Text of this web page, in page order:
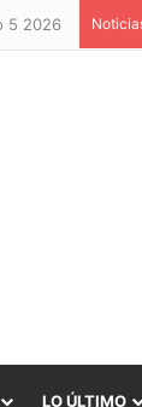
5 2026
LO ÚLTIMO